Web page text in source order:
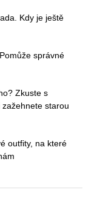
Kdy je ještě
správné
Zkuste s
starou
outfity, na které